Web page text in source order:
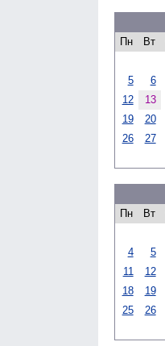
Пн
Вт
5
6
12
13
19
20
26
27
Пн
Вт
4
5
11
12
18
19
25
26